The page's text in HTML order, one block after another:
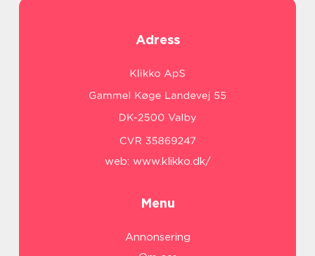
Adress
web: www.klikko.dk/
Menu
Annonsering